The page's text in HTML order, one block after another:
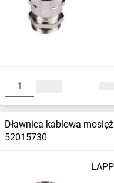
Dławnica kablowa
52015730